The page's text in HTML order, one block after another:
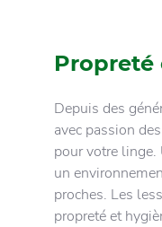
Propreté
Depuis des
avec passion
pour votre linge.
un
proches. Les
propreté et